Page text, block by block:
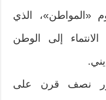
«المواطن»، الذي
إلى الوطن
نصف قرن على